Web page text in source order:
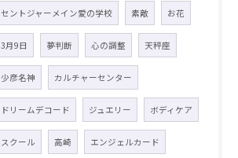
セントジャーメイン愛の学校 素敵 お花
3月9日 夢判断 心の調整 天秤座
少彦名神 カルチャーセンター
ドリームデコード ジュエリー ボディケア
スクール 高崎 エンジェルカード